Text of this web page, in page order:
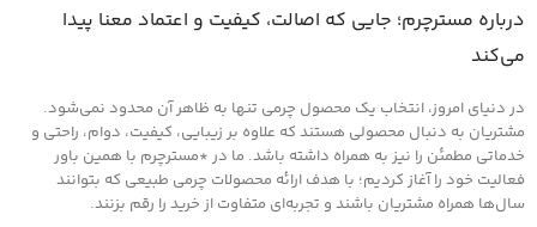
درباره مسترچرم؛ جایی که اصالت، کیفیت و اعتماد معنا پیدا
می‌کند
در دنیای امروز، انتخاب یک محصول چرمی تنها به ظاهر آن محدود نمی‌شود.
مشتریان به دنبال محصولی هستند که علاوه بر زیبایی، کیفیت، دوام، راحتی و
خدماتی مطمئن را نیز به همراه داشته باشد. ما در *مسترچرم با همین باور
فعالیت خود را آغاز کردیم؛ با هدف ارائه محصولات چرمی طبیعی که بتوانند
سال‌ها همراه مشتریان باشند و تجربه‌ای متفاوت از خرید را رقم بزنند.